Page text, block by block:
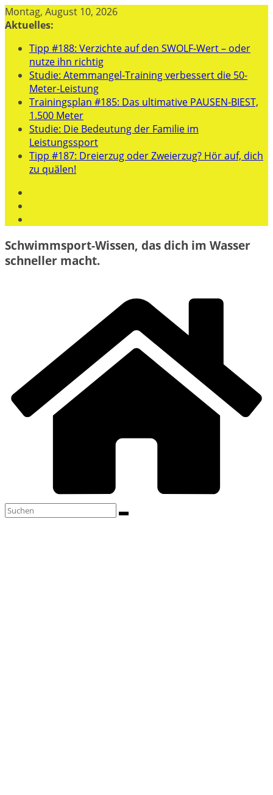
Zum
Inhalt
Montag, August 10, 2026
Aktuelles:
Tipp #188: Verzichte auf den SWOLF-Wert – oder
nutze ihn richtig
Studie: Atemmangel-Training verbessert die 50-
Meter-Leistung
Trainingsplan #185: Das ultimative PAUSEN-BIEST,
1.500 Meter
Studie: Die Bedeutung der Familie im
Leistungssport
Tipp #187: Dreierzug oder Zweierzug? Hör auf, dich
zu quälen!
Schwimmsport-Wissen, das dich im Wasser
schneller macht.